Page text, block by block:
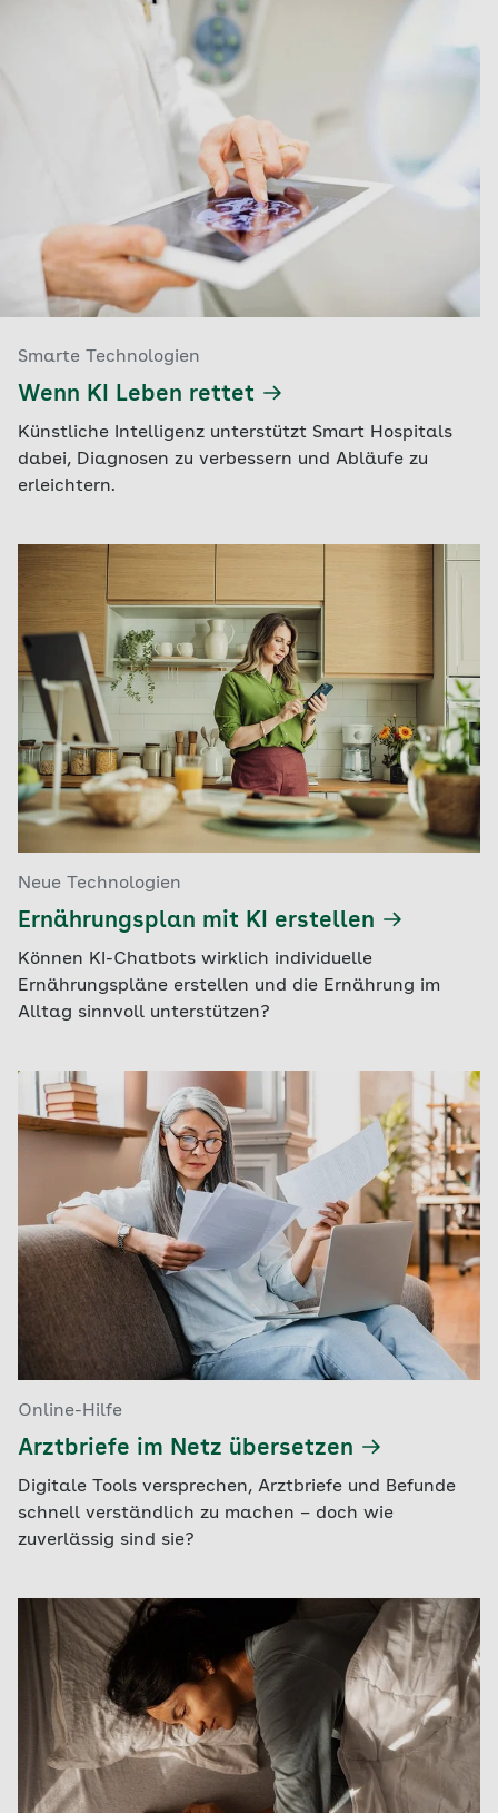
Smarte Technologien
Wenn KI Leben rettet
Künstliche Intelligenz unterstützt Smart Hospitals
dabei, Diagnosen zu verbessern und Abläufe zu
erleichtern.
Neue Technologien
Ernährungsplan mit KI erstellen
Können KI-Chatbots wirklich individuelle
Ernährungspläne erstellen und die Ernährung im
Alltag sinnvoll unterstützen?
Online-Hilfe
Arztbriefe im Netz übersetzen
Digitale Tools versprechen, Arztbriefe und Befunde
schnell verständlich zu machen – doch wie
zuverlässig sind sie?